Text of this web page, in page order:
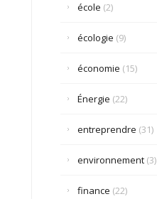
école (2)
écologie (9)
économie (15)
Énergie (22)
entreprendre (31)
environnement(3)
finance (22)